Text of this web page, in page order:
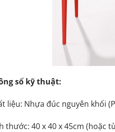
số kỹ thuật:
liệu: Nhựa đúc nguyên khối
thước: 40 x 40 x 45cm (hoặc